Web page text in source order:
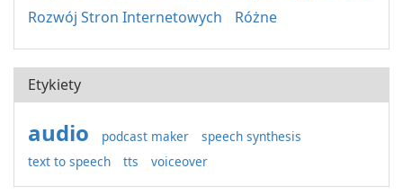
Rozwój Stron Internetowych
Różne
Etykiety
audio podcast maker
speech synthesis
text to speech
tts voiceover